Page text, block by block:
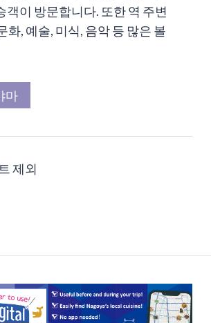
객이 방문합니다. 또한 역 주변
화, 예술, 미식, 음악 등 많은 볼
마
제외